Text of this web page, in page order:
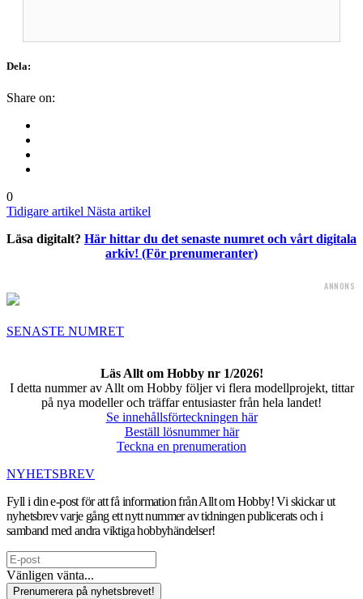
Dela:
Share on:
0
Tidigare artikel Nästa artikel
Läsa digitalt? Här hittar du det senaste numret och vårt digitala
arkiv! (För prenumeranter)
ANNONS
SENASTE NUMRET
Läs Allt om Hobby nr 1/2026!
I detta nummer av Allt om Hobby följer vi flera modellprojekt, tittar
på nya modeller och träffar entusiaster från hela landet!
Se innehållsförteckningen här
Beställ lösnummer här
Teckna en prenumeration
NYHETSBREV
Fyll i din e-post för att få information från Allt om Hobby! Vi skickar ut
nyhetsbrev varje gång ett nytt nummer av tidningen publicerats och i
samband med andra viktiga hobbyhändelser!
Vänligen vänta...
Prenumerera på nyhetsbrevet!